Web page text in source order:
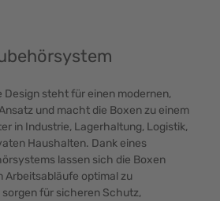
steht für einen modernen,
und macht die Boxen zu einem
in Industrie, Lagerhaltung, Logistik,
Haushalten. Dank eines
lassen sich die Boxen
Arbeitsabläufe optimal zu
für sicheren Schutz,